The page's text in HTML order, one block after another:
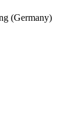
(Germany)